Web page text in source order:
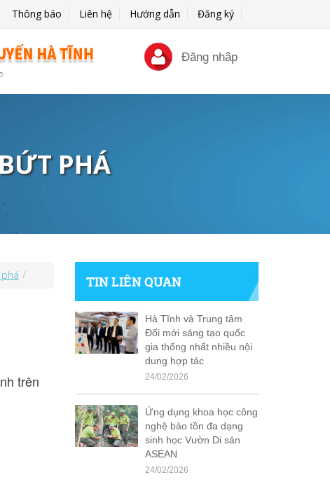
Thông báo Liên hệ Hướng dẫn Đăng ký
Đăng nhập
PHÁ
trên
TIN LIÊN QUAN
Hà Tĩnh và Trung tâm
Đổi mới sáng tạo quốc
gia thống nhất nhiều nội
dung hợp tác
24/02/2026
Ứng dụng khoa học công
nghệ bảo tồn đa dạng
sinh học Vườn Di sản
ASEAN
24/02/2026